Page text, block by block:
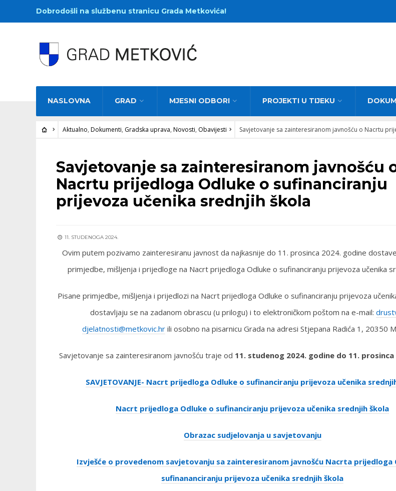
Dobrodošli na službenu stranicu Grada Metkovića!
NASLOVNA GRAD MJESNI ODBORI PROJEKTI U TIJEKU
Aktualno, Dokumenti, Gradska uprava, Novosti, Obavijesti Savjetovanje sa zainteresiranom javnošću o Nacrtu
AKTUALNO•DOKUMENTI•GRADSKA UPRAVA• NOVOSTI•OBAVIJESTI
Savjetovanje sa zainteresiranom javnošću
Nacrtu prijedloga Odluke o sufinanciranju
prijevoza učenika srednjih škola
11. STUDENOGA 2024.
Ovim putem pozivamo zainteresiranu javnost da najkasnije do 11. prosinca 2024. godine
primjedbe, mišljenja i prijedloge na Nacrt prijedloga Odluke o sufinanciranju prijevoza učenika
Pisane primjedbe, mišljenja i prijedlozi na Nacrt prijedloga Odluke o sufinanciranju prijevoza
dostavljaju se na zadanom obrascu (u prilogu) i to elektroničkom poštom na e-mail:
djelatnosti@metkovic.hr ili osobno na pisarnicu Grada na adresi Stjepana Radića 1, 20350
Savjetovanje sa zainteresiranom javnošću traje od 11. studenog 2024. godine do 11.
SAVJETOVANJE- Nacrt prijedloga Odluke o sufinanciranju prijevoza učenika
Nacrt prijedloga Odluke o sufinanciranju prijevoza učenika srednjih škola
Obrazac sudjelovanja u savjetovanju
Izvješće o provedenom savjetovanju sa zainteresiranom javnošću Nacrta prijedloga
sufinananciranju prijevoza učenika srednjih škola